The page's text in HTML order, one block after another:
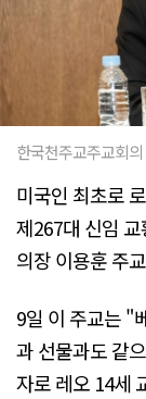
한국천주교주교회
미국인 최초로
제267대 신임
의장 이용훈 주
9일 이 주교는 "
과 선물과도 같
자로 레오 14세